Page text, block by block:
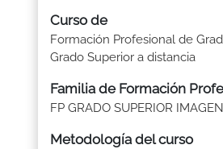
Curso de
Formación Profesional de
Grado Superior a distancia
Familia de Formación
FP GRADO SUPERIOR
Metodología del curso